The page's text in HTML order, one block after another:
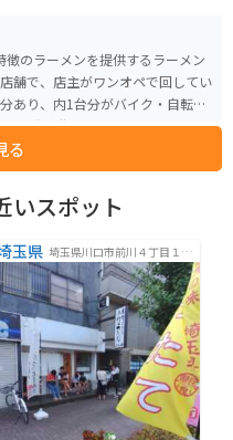
のラーメンを提供するラーメン
舗で、店主がワンオペで回してい
あり、内1台分がバイク・自転車
の住宅街にあり、外環道からの
る
いスポット
玉県 埼玉県川口市前川４丁目１５
−４